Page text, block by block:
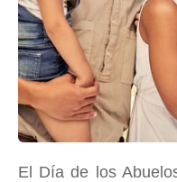
El Día de los